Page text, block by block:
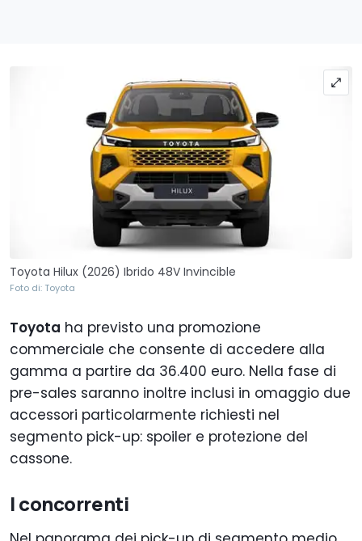
Toyota Hilux (2026) Ibrido 48V Invincible
Foto di: Toyota
Toyota ha previsto una promozione
commerciale che consente di accedere alla
gamma a partire da 36.400 euro. Nella fase di
pre-sales saranno inoltre inclusi in omaggio due
accessori particolarmente richiesti nel
segmento pick-up: spoiler e protezione del
cassone.
I concorrenti